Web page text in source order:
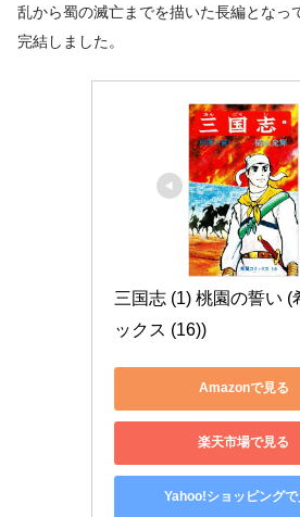
乱から蜀の滅亡までを描いた長編となっ
完結しました。
三国志 (1) 桃園の誓い (
ックス (16))
Amazonで見る
楽天市場で見る
Yahoo!ショッピングで